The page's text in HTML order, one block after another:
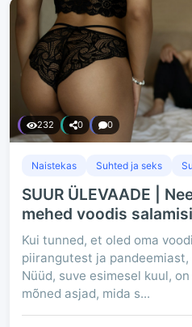
232 0 0
Naistekas Suhted ja seks
SUUR ÜLEVAADE |
mehed voodis
Kui tunned, et oled oma
piirangutest ja
Nüüd, suve esimesel kuul,
mõned asjad, mida s...